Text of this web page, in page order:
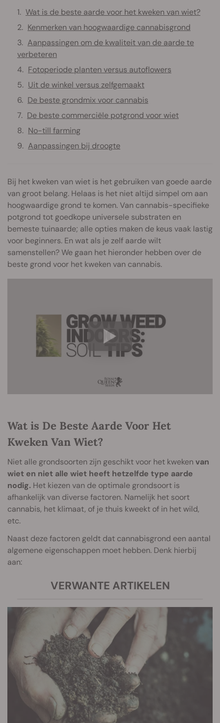
Wat is de beste aarde voor het kweken van wiet?
Kenmerken van hoogwaardige cannabisgrond
Aanpassingen om de kwaliteit van de aarde te
verbeteren
Fotoperiode planten versus autoflowers
Uit de winkel versus zelfgemaakt
De beste grondmix voor cannabis
De beste commerciële potgrond voor wiet
No-till farming
Aanpassingen bij droogte
Bij het kweken van wiet is het gebruiken van goede aarde
van groot belang. Helaas is het niet altijd simpel om aan
hoogwaardige grond te komen. Van cannabis-specifieke
potgrond tot goedkope universele substraten en
bemeste tuinaarde; alle opties maken de keus vaak lastig
voor beginners. En wat als je zelf aarde wilt
samenstellen? We gaan het hieronder hebben over de
beste grond voor het kweken van cannabis.
Wat is De Beste Aarde Voor Het
Kweken Van Wiet?
Niet alle grondsoorten zijn geschikt voor het kweken van
wiet en niet alle wiet heeft hetzelfde type aarde
nodig. Het kiezen van de optimale grondsoort is
afhankelijk van diverse factoren. Namelijk het soort
cannabis, het klimaat, of je thuis kweekt of in het wild,
etc.
Naast deze factoren geldt dat cannabisgrond een aantal
algemene eigenschappen moet hebben. Denk hierbij
aan:
VERWANTE ARTIKELEN